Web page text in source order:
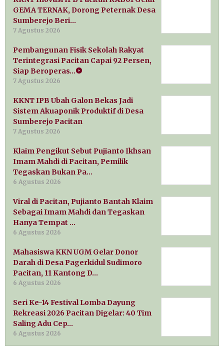
GEMA TERNAK, Dorong Peternak Desa
Sumberejo Beri…
7 Agustus 2026
Pembangunan Fisik Sekolah Rakyat
Terintegrasi Pacitan Capai 92 Persen,
Siap Beroperas…
7 Agustus 2026
KKNT IPB Ubah Galon Bekas Jadi
Sistem Akuaponik Produktif di Desa
Sumberejo Pacitan
7 Agustus 2026
Klaim Pengikut Sebut Pujianto Ikhsan
Imam Mahdi di Pacitan, Pemilik
Tegaskan Bukan Pa…
6 Agustus 2026
Viral di Pacitan, Pujianto Bantah Klaim
Sebagai Imam Mahdi dan Tegaskan
Hanya Tempat …
6 Agustus 2026
Mahasiswa KKN UGM Gelar Donor
Darah di Desa Pagerkidul Sudimoro
Pacitan, 11 Kantong D…
6 Agustus 2026
Seri Ke-14 Festival Lomba Dayung
Rekreasi 2026 Pacitan Digelar: 40 Tim
Saling Adu Cep…
6 Agustus 2026